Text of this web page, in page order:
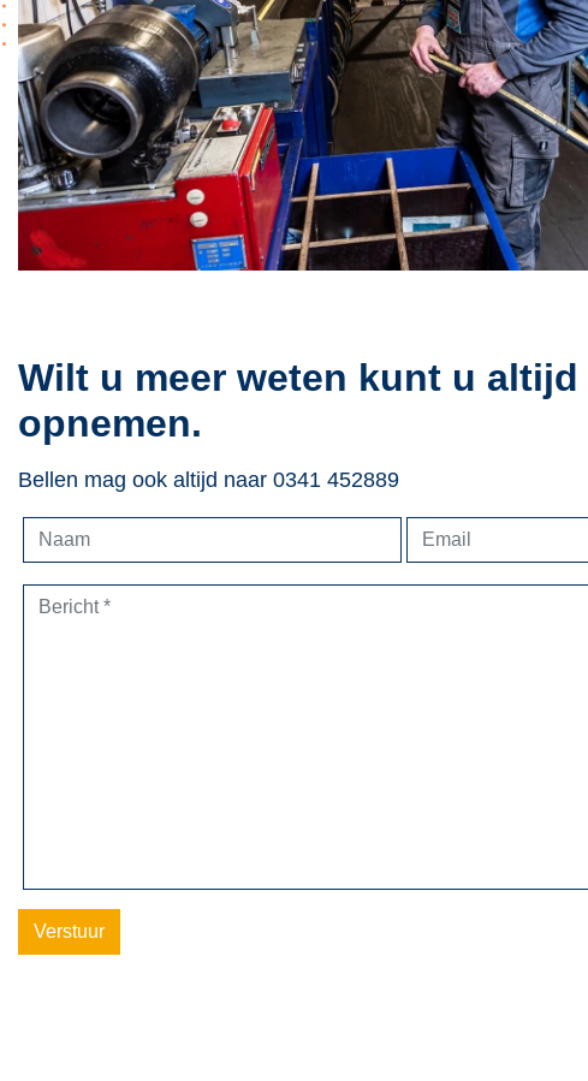
Wilt u meer weten kunt u
opnemen.
Bellen mag ook altijd naar 0341 452889